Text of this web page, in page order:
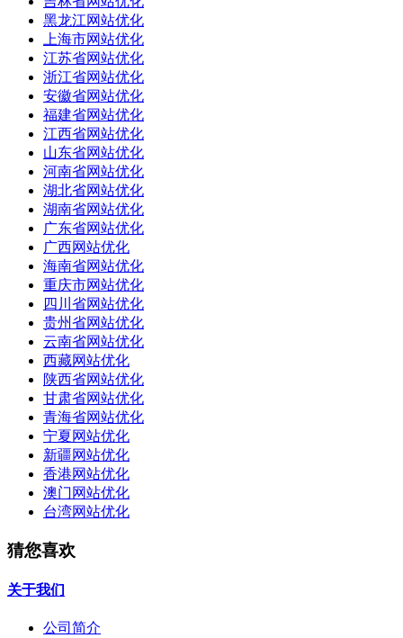
黑龙江网站优化
上海市网站优化
江苏省网站优化
浙江省网站优化
安徽省网站优化
福建省网站优化
江西省网站优化
山东省网站优化
河南省网站优化
湖北省网站优化
湖南省网站优化
广东省网站优化
广西网站优化
海南省网站优化
重庆市网站优化
四川省网站优化
贵州省网站优化
云南省网站优化
西藏网站优化
陕西省网站优化
甘肃省网站优化
青海省网站优化
宁夏网站优化
新疆网站优化
香港网站优化
澳门网站优化
台湾网站优化
猜您喜欢
关于我们
公司简介